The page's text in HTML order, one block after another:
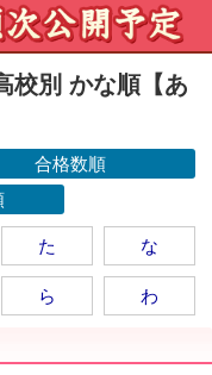
校別 かな順【あ
合格数順
た な
ら わ